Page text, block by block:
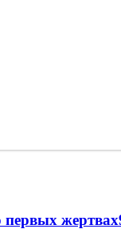
первых жертвах